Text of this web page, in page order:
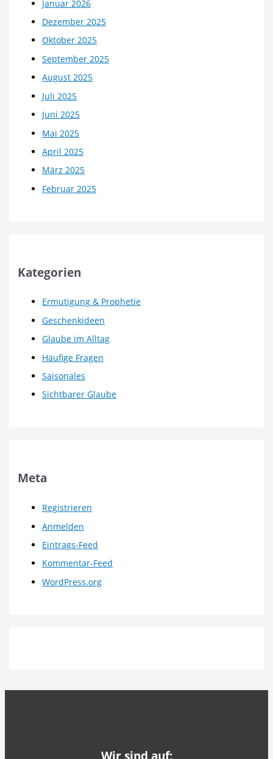
Januar 2026
Dezember 2025
Oktober 2025
September 2025
August 2025
Juli 2025
Juni 2025
Mai 2025
April 2025
März 2025
Februar 2025
Kategorien
Ermutigung & Prophetie
Geschenkideen
Glaube im Alltag
Häufige Fragen
Saisonales
Sichtbarer Glaube
Meta
Registrieren
Anmelden
Eintrags-Feed
Kommentar-Feed
WordPress.org